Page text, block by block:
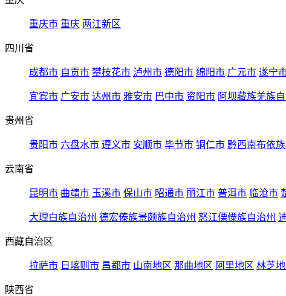
重庆市 重庆 两江新区
四川省
成都市 自贡市 攀枝花市 泸州市 德阳市 绵阳市 广元市 遂宁
宜宾市 广安市 达州市 雅安市 巴中市 资阳市 阿坝藏族羌族
贵州省
贵阳市 六盘水市 遵义市 安顺市 毕节市 铜仁市 黔西南布依
云南省
昆明市 曲靖市 玉溪市 保山市 昭通市 丽江市 普洱市 临沧市
大理白族自治州 德宏傣族景颇族自治州 怒江傈僳族自治州
西藏自治区
拉萨市 日喀则市 昌都市 山南地区 那曲地区 阿里地区 林芝
陕西省